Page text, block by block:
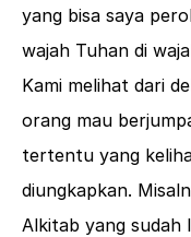
yang bisa saya
wajah Tuhan di
Kami melihat dari
orang mau
tertentu yang
diungkapkan.
Alkitab yang sudah